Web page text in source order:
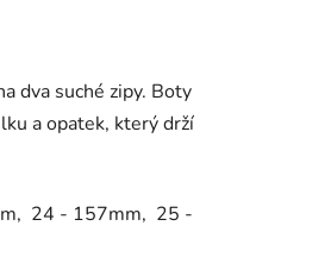
dva suché zipy. Boty
a opatek, který drží
24 - 157mm, 25 -